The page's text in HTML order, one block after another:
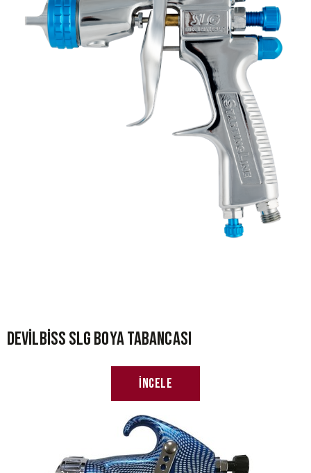
Devilbiss SLG Boya Tabancası
İncele